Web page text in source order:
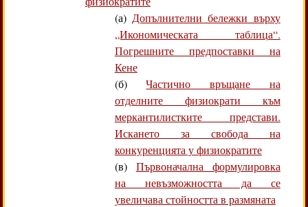
(а) Допълнителни бележки върху
„Икономическата таблица“.
Погрешните предпоставки на
Кене
(б)Частично връщане на
отделните физиократи към
меркантилистките представи.
Искането за свобода на
конкуренцията у физиократите
(в) Първоначална формулировка
на невъзможността да се
увеличава стойността в размяната